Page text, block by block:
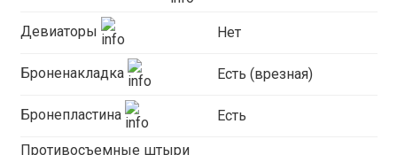
Девиаторы Нет
Броненакладка Есть (врезная)
Бронепластина Есть
Противосъемные штыри